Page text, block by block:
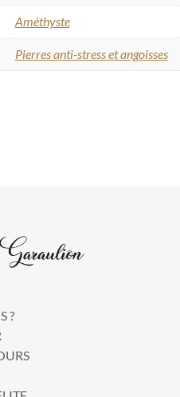
Améthyste
Pierres anti-stress et angoisses
?